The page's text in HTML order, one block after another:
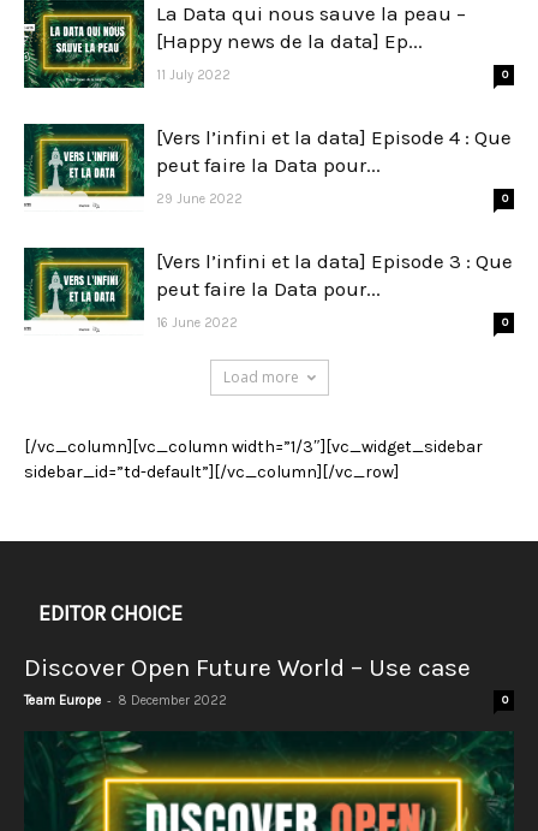
La Data qui nous sauve la peau –
[Happy news de la data] Ep...
11 July 2022 0
[Vers l’infini et la data] Episode 4 : Que
peut faire la Data pour...
29 June 2022 0
[Vers l’infini et la data] Episode 3 : Que
peut faire la Data pour...
16 June 2022 0
Load more
[/vc_column][vc_column width=”1/3″][vc_widget_sidebar
sidebar_id=”td-default”][/vc_column][/vc_row]
EDITOR CHOICE
Discover Open Future World – Use case
Team Europe - 8 December 2022 0